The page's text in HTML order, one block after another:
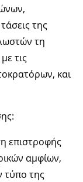
της
τη
τις
και
επιστροφής
αμφίων,
τύπο της